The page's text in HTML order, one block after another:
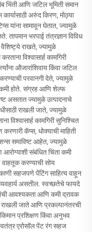
भिंती आणि जटिल भूमिती समान
अरुंद किरण, मोठ्या
यांना सामावून घेतात, ज्यामुळे
तापमान भरपाई तंत्रज्ञान विविध
राखते, ज्यामुळे
विश्वासार्ह कामगिरी
औजारांशिवाय किंवा जटिल
परवानगी देते, ज्यामुळे
होते. संग्रह आणि शेल्फ
असतात ज्यामुळे उत्पादनाचे
राखली जाते, ज्यामुळे
कामगिरी सुनिश्चित
कॅप्स, धोक्याची माहिती
समाविष्ट आहेत, ज्यामुळे
आरोग्याशी संबंधित चिंता कमी
करण्याची सोय
सहजपणे पेंटिंग साहित्य वाहून
असतील. स्वच्छतेचे फायदे
आवश्यकता आणि कमी द्रावक
राखली जाते आणि प्रकल्पानंतरची
प्रशिक्षण किंवा अनुभव
एरोसॉल पेंट रंग सहज